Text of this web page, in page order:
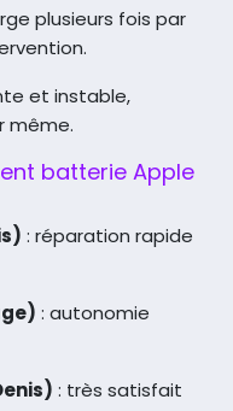
plusieurs fois par
et instable,
même.
batterie Apple
: réparation rapide
: autonomie
: très satisfait